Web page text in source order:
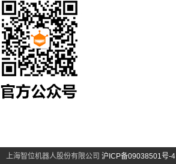
上海智位机器人股份有限公司 沪ICP备09038501号-4